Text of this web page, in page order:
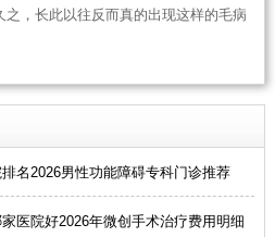
，长此以往反而真的出现这样的毛病
名2026男性功能障碍专科门诊推荐
医院好2026年微创手术治疗费用明细